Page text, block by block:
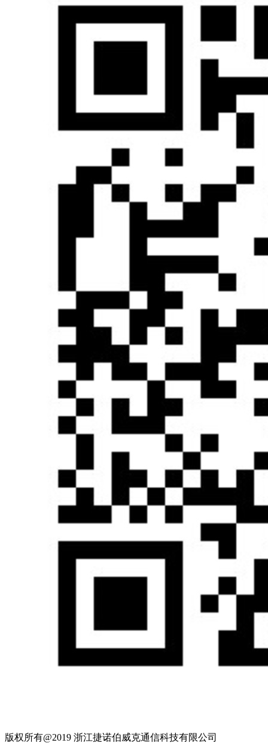
版权所有@2019 浙江捷诺伯威克通信科技有限公司